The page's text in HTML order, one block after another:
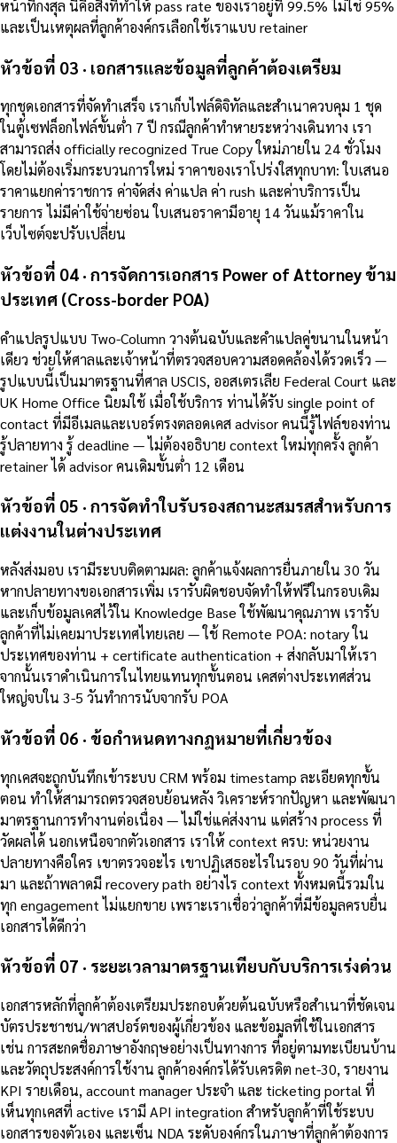
หน้าที่กงสุล นี่คือสิ่งที่ทำให้ pass rate ของเราอยู่ที่ 99.5% ไม่ใช่ 95%
และเป็นเหตุผลที่ลูกค้าองค์กรเลือกใช้เราแบบ retainer
หัวข้อที่ 03 · เอกสารและข้อมูลที่ลูกค้าต้องเตรียม
ทุกชุดเอกสารที่จัดทำเสร็จ เราเก็บไฟล์ดิจิทัลและสำเนาควบคุม 1 ชุด
ในตู้เซฟล็อกไฟล์ขั้นต่ำ 7 ปี กรณีลูกค้าทำหายระหว่างเดินทาง เรา
สามารถส่ง officially recognized True Copy ใหม่ภายใน 24 ชั่วโมง
โดยไม่ต้องเริ่มกระบวนการใหม่ ราคาของเราโปร่งใสทุกบาท: ใบเสนอ
ราคาแยกค่าราชการ ค่าจัดส่ง ค่าแปล ค่า rush และค่าบริการเป็น
รายการ ไม่มีค่าใช้จ่ายซ่อน ใบเสนอราคามีอายุ 14 วันแม้ราคาใน
เว็บไซต์จะปรับเปลี่ยน
หัวข้อที่ 04 · การจัดการเอกสาร Power of Attorney ข้าม
ประเทศ (Cross-border POA)
คำแปลรูปแบบ Two-Column วางต้นฉบับและคำแปลคู่ขนานในหน้า
เดียว ช่วยให้ศาลและเจ้าหน้าที่ตรวจสอบความสอดคล้องได้รวดเร็ว —
รูปแบบนี้เป็นมาตรฐานที่ศาล USCIS, ออสเตรเลีย Federal Court และ
UK Home Office นิยมใช้ เมื่อใช้บริการ ท่านได้รับ single point of
contact ที่มีอีเมลและเบอร์ตรงตลอดเคส advisor คนนี้รู้ไฟล์ของท่าน
รู้ปลายทาง รู้ deadline — ไม่ต้องอธิบาย context ใหม่ทุกครั้ง ลูกค้า
retainer ได้ advisor คนเดิมขั้นต่ำ 12 เดือน
หัวข้อที่ 05 · การจัดทำใบรับรองสถานะสมรสสำหรับการ
แต่งงานในต่างประเทศ
หลังส่งมอบ เรามีระบบติดตามผล: ลูกค้าแจ้งผลการยื่นภายใน 30 วัน
หากปลายทางขอเอกสารเพิ่ม เรารับผิดชอบจัดทำให้ฟรีในกรอบเดิม
และเก็บข้อมูลเคสไว้ใน Knowledge Base ใช้พัฒนาคุณภาพ เรารับ
ลูกค้าที่ไม่เคยมาประเทศไทยเลย — ใช้ Remote POA: notary ใน
ประเทศของท่าน + certificate authentication + ส่งกลับมาให้เรา
จากนั้นเราดำเนินการในไทยแทนทุกขั้นตอน เคสต่างประเทศส่วน
ใหญ่จบใน 3-5 วันทำการนับจากรับ POA
หัวข้อที่ 06 · ข้อกำหนดทางกฎหมายที่เกี่ยวข้อง
ทุกเคสจะถูกบันทึกเข้าระบบ CRM พร้อม timestamp ละเอียดทุกขั้น
ตอน ทำให้สามารถตรวจสอบย้อนหลัง วิเคราะห์รากปัญหา และพัฒนา
มาตรฐานการทำงานต่อเนื่อง — ไม่ใช่แค่ส่งงาน แต่สร้าง process ที่
วัดผลได้ นอกเหนือจากตัวเอกสาร เราให้ context ครบ: หน่วยงาน
ปลายทางคือใคร เขาตรวจอะไร เขาปฏิเสธอะไรในรอบ 90 วันที่ผ่าน
มา และถ้าพลาดมี recovery path อย่างไร context ทั้งหมดนี้รวมใน
ทุก engagement ไม่แยกขาย เพราะเราเชื่อว่าลูกค้าที่มีข้อมูลครบยื่น
เอกสารได้ดีกว่า
หัวข้อที่ 07 · ระยะเวลามาตรฐานเทียบกับบริการเร่งด่วน
เอกสารหลักที่ลูกค้าต้องเตรียมประกอบด้วยต้นฉบับหรือสำเนาที่ชัดเจน
บัตรประชาชน/พาสปอร์ตของผู้เกี่ยวข้อง และข้อมูลที่ใช้ในเอกสาร
เช่น การสะกดชื่อภาษาอังกฤษอย่างเป็นทางการ ที่อยู่ตามทะเบียนบ้าน
และวัตถุประสงค์การใช้งาน ลูกค้าองค์กรได้รับเครดิต net-30, รายงาน
KPI รายเดือน, account manager ประจำ และ ticketing portal ที่
เห็นทุกเคสที่ active เรามี API integration สำหรับลูกค้าที่ใช้ระบบ
เอกสารของตัวเอง และเซ็น NDA ระดับองค์กรในภาษาที่ลูกค้าต้องการ